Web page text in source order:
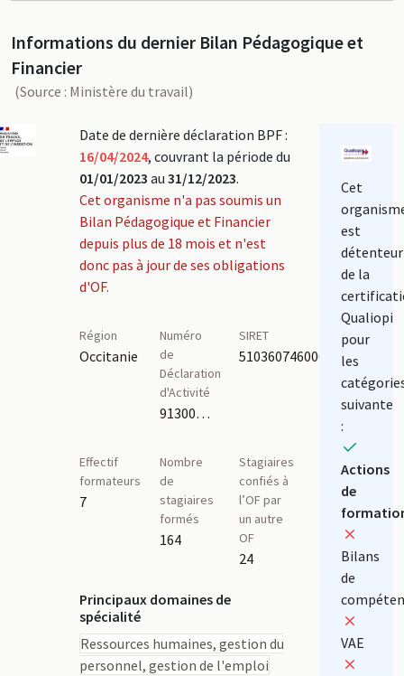
Informations du dernier Bilan Pédagogique et
Financier
(Source : Ministère du travail)
Date de dernière déclaration BPF :
16/04/2024, couvrant la période du
01/01/2023 au 31/12/2023.
Cet organisme n'a pas soumis un
Bilan Pédagogique et Financier
depuis plus de 18 mois et n'est
donc pas à jour de ses obligations
d'OF.
Région
Occitanie
Numéro
de
Déclaration
d'Activité
91300290930
SIRET
51036074600018
Effectif
formateurs
7
Nombre
de
stagiaires
formés
164
Stagiaires
confiés à
l’OF par
un autre
OF
24
Principaux domaines de
spécialité
Ressources humaines, gestion du
personnel, gestion de l'emploi
Cet
est
détenteur
de la
Qualiopi
pour
les
suivante
:
Actions
de
Bilans
de
VAE